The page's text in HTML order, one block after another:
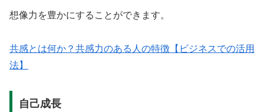
想像力を豊かにすることができます。
共感とは何か？共感力のある人の特徴【ビジネスでの活用
法】
自己成長